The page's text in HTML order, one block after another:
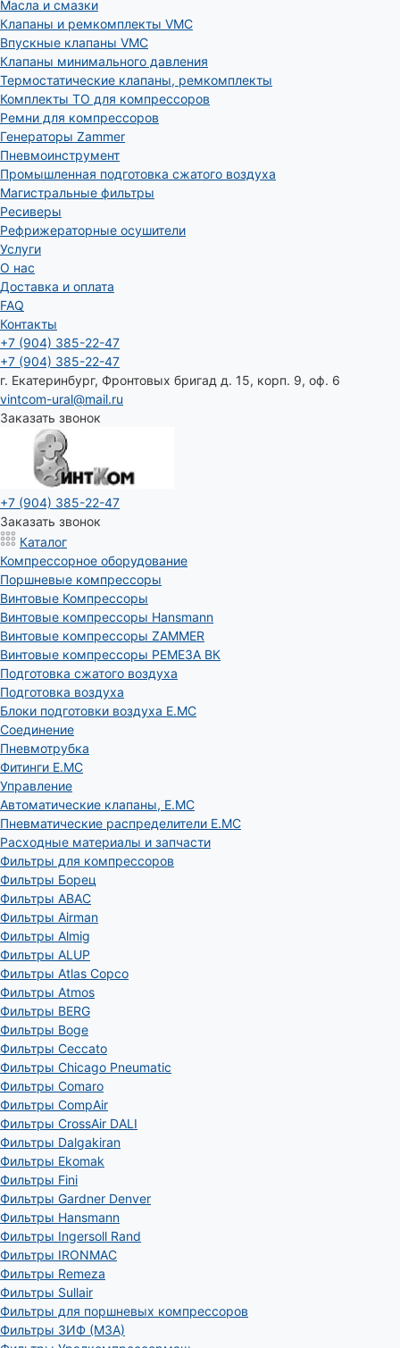
Масла и смазки
Клапаны и ремкомплекты VMC
Впускные клапаны VMC
Клапаны минимального давления
Термостатические клапаны, ремкомплекты
Комплекты ТО для компрессоров
Ремни для компрессоров
Генераторы Zammer
Пневмоинструмент
Промышленная подготовка сжатого воздуха
Магистральные фильтры
Ресиверы
Рефрижераторные осушители
Услуги
О нас
Доставка и оплата
FAQ
Контакты
+7 (904) 385-22-47
+7 (904) 385-22-47
г. Екатеринбург, Фронтовых бригад д. 15, корп. 9, оф. 6
vintcom-ural@mail.ru
Заказать звонок
+7 (904) 385-22-47
Заказать звонок
Каталог
Компрессорное оборудование
Поршневые компрессоры
Винтовые Компрессоры
Винтовые компрессоры Hansmann
Винтовые компрессоры ZAMMER
Винтовые компрессоры РЕМЕЗА ВК
Подготовка сжатого воздуха
Подготовка воздуха
Блоки подготовки воздуха E.MC
Соединение
Пневмотрубка
Фитинги E.MC
Управление
Автоматические клапаны, Е.МС
Пневматические распределители E.MC
Расходные материалы и запчасти
Фильтры для компрессоров
Фильтры Борец
Фильтры ABAC
Фильтры Airman
Фильтры Almig
Фильтры ALUP
Фильтры Atlas Copco
Фильтры Atmos
Фильтры BERG
Фильтры Boge
Фильтры Ceccato
Фильтры Chicago Pneumatic
Фильтры Comaro
Фильтры CompAir
Фильтры CrossAir DALI
Фильтры Dalgakiran
Фильтры Ekomak
Фильтры Fini
Фильтры Gardner Denver
Фильтры Hansmann
Фильтры Ingersoll Rand
Фильтры IRONMAC
Фильтры Remeza
Фильтры Sullair
Фильтры для поршневых компрессоров
Фильтры ЗИФ (МЗА)